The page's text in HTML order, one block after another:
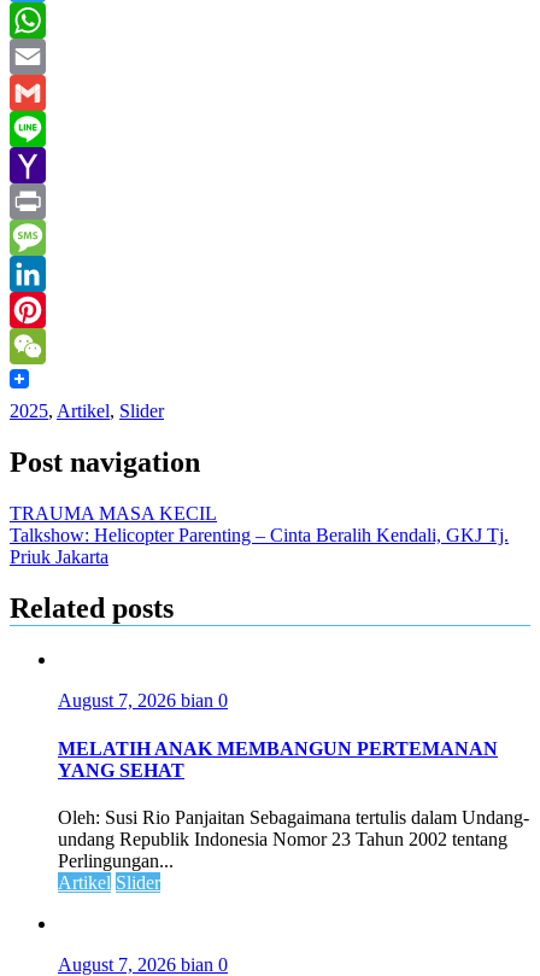
Twitter
WhatsApp
Email
Gmail
Line
Yahoo
Mail
Print
Message
LinkedIn
Pinterest
WeChat
2025, Artikel, Slider
Post navigation
TRAUMA MASA KECIL
Talkshow: Helicopter Parenting – Cinta Beralih Kendali, GKJ Tj.
Priuk Jakarta
Related posts
August 7, 2026 bian 0
MELATIH ANAK MEMBANGUN PERTEMANAN
YANG SEHAT
Oleh: Susi Rio Panjaitan Sebagaimana tertulis dalam Undang-
undang Republik Indonesia Nomor 23 Tahun 2002 tentang
Perlingungan...
Artikel Slider
August 7, 2026 bian 0